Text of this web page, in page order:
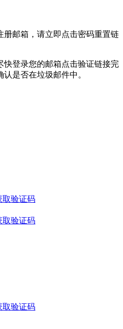
册邮箱，请立即点击密码重置链
快登录您的邮箱点击验证链接完
是否在垃圾邮件中。
取验证码
取验证码
取验证码